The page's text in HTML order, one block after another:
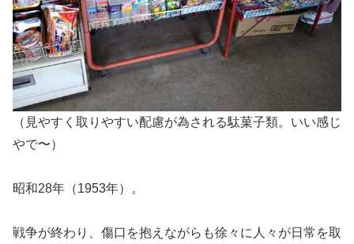
（見やすく取りやすい配慮が為される駄菓子類。いい感じ
やで〜）
昭和28年（1953年）。
戦争が終わり、傷口を抱えながらも徐々に人々が日常を取